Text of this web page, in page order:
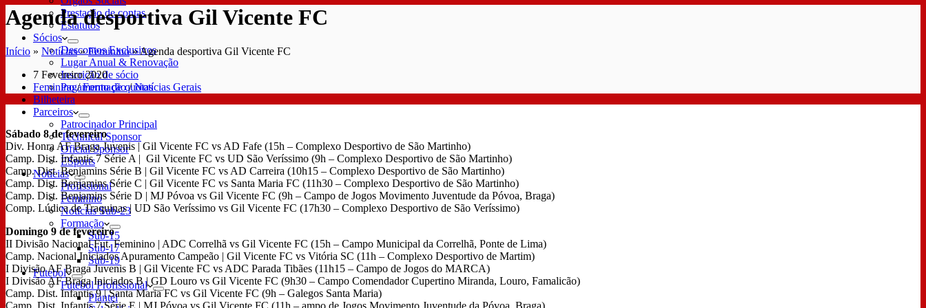
Prestação de contas
Estatutos
Sócios
Descontos Exclusivos
Lugar Anual & Renovação
Inscrição de sócio
Pagamento de quotas
Bilheteira
Parceiros
Patrocinador Principal
Technical Sponsor
Oficial Sponsor
ESports
Notícias
Profissional
Feminino
Notícias Sub-23
Formação
Sub-15
Sub-17
Sub-19
Futebol
Futebol Profissional
Plantel
Agenda desportiva Gil Vicente FC
Início » Notícias»Feminino»Agenda desportiva Gil Vicente FC
7 Fevereiro 2020
Feminino/Formação/Notícias Gerais
Sábado 8 de fevereiro
Div. Honra AF Braga Juvenis | Gil Vicente FC vs AD Fafe (15h – Complexo Desportivo de São Martinho)
Camp. Dist. Infantis 7 Série A | Gil Vicente FC vs UD São Veríssimo (9h – Complexo Desportivo de São Martinho)
Camp. Dist. Benjamins Série B | Gil Vicente FC vs AD Carreira (10h15 – Complexo Desportivo de São Martinho)
Camp. Dist. Benjamins Série C | Gil Vicente FC vs Santa Maria FC (11h30 – Complexo Desportivo de São Martinho)
Camp. Dist. Benjamins Série D | MJ Póvoa vs Gil Vicente FC (9h – Campo de Jogos Movimento Juventude da Póvoa, Braga)
Comp. Lúdica de Traquinas | UD São Veríssimo vs Gil Vicente FC (17h30 – Complexo Desportivo de São Veríssimo)
Domingo 9 de fevereiro
II Divisão Nacional Fut. Feminino | ADC Correlhã vs Gil Vicente FC (15h – Campo Municipal da Correlhã, Ponte de Lima)
Camp. Nacional Iniciados Apuramento Campeão | Gil Vicente FC vs Vitória SC (11h – Complexo Desportivo de Martim)
I Divisão AF Braga Juvenis B | Gil Vicente FC vs ADC Parada Tibães (11h15 – Campo de Jogos do MARCA)
I Divisão AF Braga Iniciados B | GD Louro vs Gil Vicente FC (9h30 – Campo Comendador Cupertino Miranda, Louro, Famalicão)
Camp. Dist. Infantis 9 | Santa Maria FC vs Gil Vicente FC (9h – Galegos Santa Maria)
Camp. Dist. Infantis 7 Série E | MJ Póvoa vs Gil Vicente FC (11h – ampo de Jogos Movimento Juventude da Póvoa, Braga)